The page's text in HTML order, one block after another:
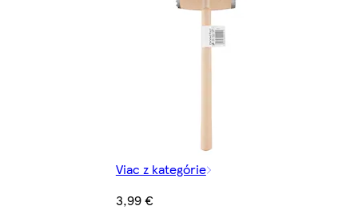
Viac z kategórie
3,99 €